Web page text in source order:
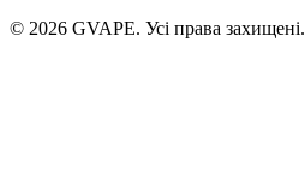
© 2026 GVAPE. Усі права захищені.